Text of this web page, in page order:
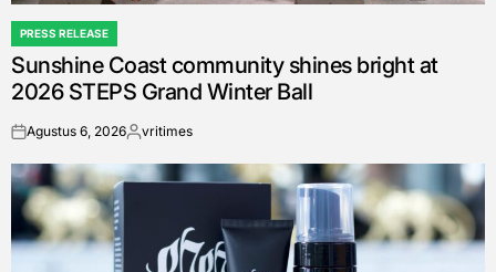
POSTED
IN
PRESS RELEASE
Sunshine Coast community shines bright at
2026 STEPS Grand Winter Ball
onAgustus 6, 2026Posted
vritimes